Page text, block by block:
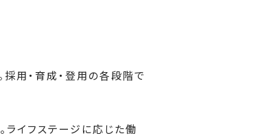
用・育成・登用の各段階で
イフステージに応じた働